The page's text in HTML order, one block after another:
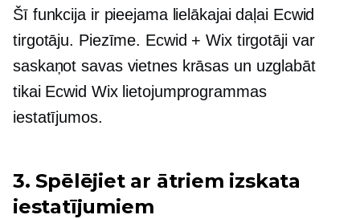
Šī funkcija ir pieejama lielākajai daļai Ecwid
tirgotāju. Piezīme. Ecwid + Wix tirgotāji var
saskaņot savas vietnes krāsas un uzglabāt
tikai Ecwid Wix lietojumprogrammas
iestatījumos.
3. Spēlējiet ar ātriem izskata
iestatījumiem